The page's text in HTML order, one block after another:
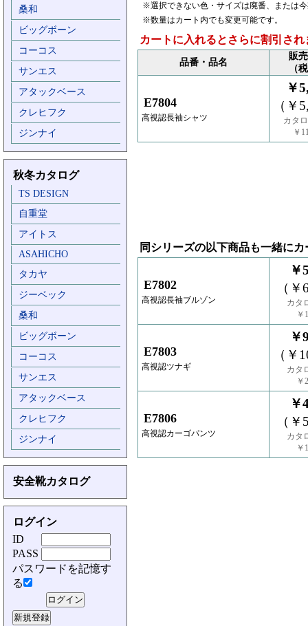
桑和
ビッグボーン
コーコス
サンエス
アタックベース
クレヒフク
ジンナイ
秋冬カタログ
TS DESIGN
自重堂
アイトス
ASAHICHO
タカヤ
ジーベック
桑和
ビッグボーン
コーコス
サンエス
アタックベース
クレヒフク
ジンナイ
安全靴カタログ
ログイン
ID
PASS
パスワードを記憶す
る
※選択できない色・サイズは廃番、または
※数量はカート内でも変更可能です。
カートに入れるとさらに割引され
品番・品名
販
（
E7804
高視認長袖シャツ
￥
（￥
カタ
￥
同シリーズの以下商品も一緒に
E7802
高視認長袖ブルゾン
￥
（
カタ
￥
E7803
高視認ツナギ
￥
（￥
カタ
￥
E7806
高視認カーゴパンツ
￥
（
カタ
￥